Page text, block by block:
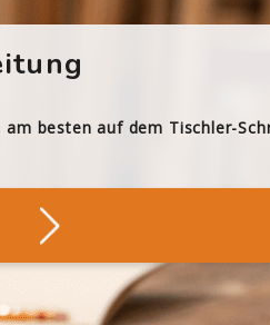
besten auf dem Tischler-